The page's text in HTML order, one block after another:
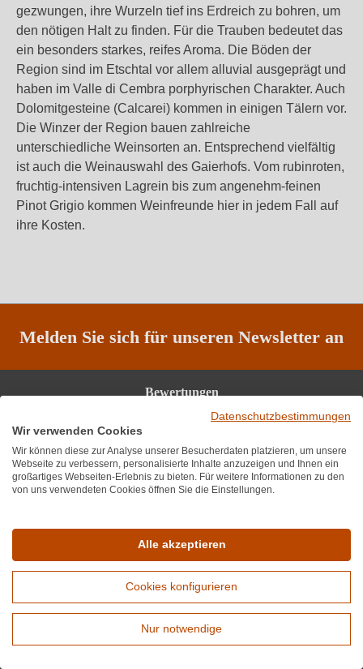
gezwungen, ihre Wurzeln tief ins Erdreich zu bohren, um
den nötigen Halt zu finden. Für die Trauben bedeutet das
ein besonders starkes, reifes Aroma. Die Böden der
Region sind im Etschtal vor allem alluvial ausgeprägt und
haben im Valle di Cembra porphyrischen Charakter. Auch
Dolomitgesteine (Calcarei) kommen in einigen Tälern vor.
Die Winzer der Region bauen zahlreiche
unterschiedliche Weinsorten an. Entsprechend vielfältig
ist auch die Weinauswahl des Gaierhofs. Vom rubinroten,
fruchtig-intensiven Lagrein bis zum angenehm-feinen
Pinot Grigio kommen Weinfreunde hier in jedem Fall auf
ihre Kosten.
Melden Sie sich für unseren Newsletter an
Service-Hotline
Unterstützung und Beratung unter:
Mo-Fr, 10:00 - 17:00 Uhr
Mail:info@wirwinzer.de
Informationen
Bewertungen
Durchschnittliche Bewertung von 4.7
4,7 (6.689)
Erweiterte Suche
Datenschutzbestimmungen
Wir verwenden Cookies
Wir können diese zur Analyse unserer Besucherdaten platzieren, um unsere
Webseite zu verbessern, personalisierte Inhalte anzuzeigen und Ihnen ein
großartiges Webseiten-Erlebnis zu bieten. Für weitere Informationen zu den
von uns verwendeten Cookies öffnen Sie die Einstellungen.
Alle akzeptieren
Cookies konfigurieren
Nur notwendige